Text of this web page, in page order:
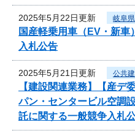
2025年5月22日更新 岐阜
国産軽乗用車（EV・新
入札公告
2025年5月21日更新 公共
【建設関連業務】【産デ
パン・センタービル空調
託に関する一般競争入札